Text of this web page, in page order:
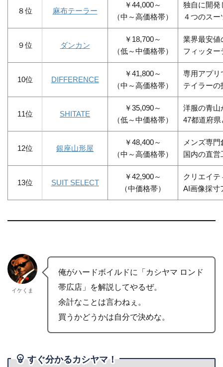
８位 麻布テーラー
￥44,000～
（中～高価格帯）
独自に開発
４つのス
９位 ダンカン
￥18,700～
（低～中価格帯）
業界最安値
フィッタ
10位 DIFFERENCE
￥41,800～
（中～高価格帯）
専用アプリ
テイラーの
11位 SHITATE
￥35,090～
（低～中価格帯）
洋服の青山
47都道府
12位 銀座山形屋
￥48,400～
（中～高価格帯）
メンズ専
国内の直営
13位 SUIT SELECT
￥42,900～
（中価格帯）
クリエイ
AI画像採寸
イケくま
俺がハードボイルドに「カシヤマ ロンド
帯広店」を解説してやるぜ。
余計なことは言わねぇ。
買うかどうかは自分で決めな。
すぐ分かるカシヤマ！